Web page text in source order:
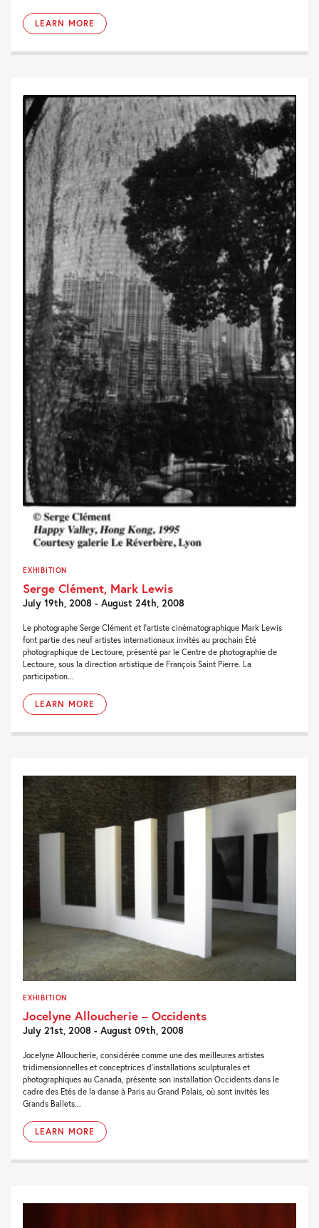
LEARN MORE
EXHIBITION
Serge Clément, Mark Lewis
July 19th, 2008 - August 24th, 2008
Le photographe Serge Clément et l’artiste cinématographique Mark Lewis
font partie des neuf artistes internationaux invités au prochain Eté
photographique de Lectoure, présenté par le Centre de photographie de
Lectoure, sous la direction artistique de François Saint Pierre. La
participation...
LEARN MORE
EXHIBITION
Jocelyne Alloucherie – Occidents
July 21st, 2008 - August 09th, 2008
Jocelyne Alloucherie, considérée comme une des meilleures artistes
tridimensionnelles et conceptrices d’installations sculpturales et
photographiques au Canada, présente son installation Occidents dans le
cadre des Etés de la danse à Paris au Grand Palais, où sont invités les
Grands Ballets...
LEARN MORE